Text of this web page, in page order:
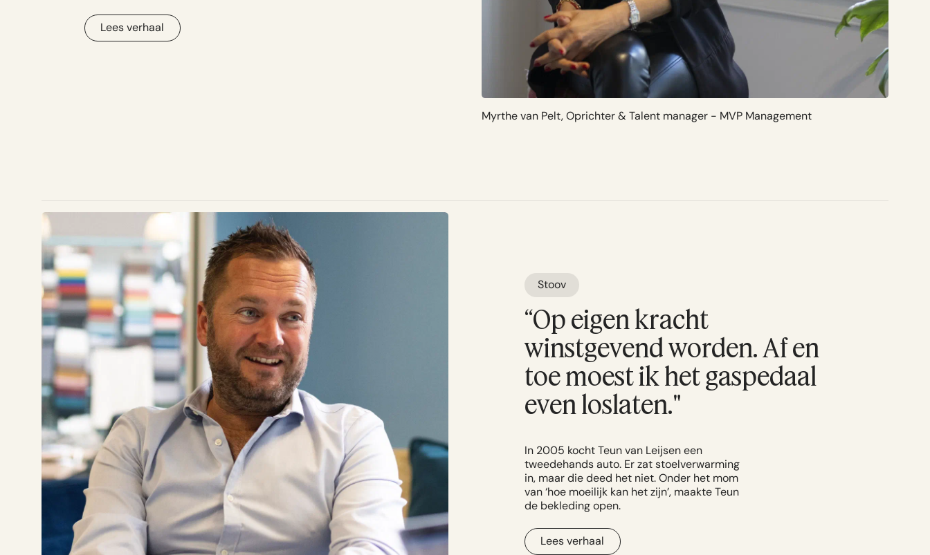
Myrthe van Pelt, Oprichter & Talent manager - MVP Management
Lees verhaal
Stoov
“Op eigen kracht
winstgevend worden. Af en
toe moest ik het gaspedaal
even loslaten."
In 2005 kocht Teun van Leijsen een
tweedehands auto. Er zat stoelverwarming
in, maar die deed het niet. Onder het mom
van ‘hoe moeilijk kan het zijn’, maakte Teun
de bekleding open.
Lees verhaal